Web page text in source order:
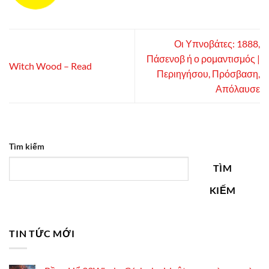
Witch Wood – Read
Οι Υπνοβάτες: 1888,
Πάσενοβ ή ο ρομαντισμός |
Περιηγήσου, Πρόσβαση,
Απόλαυσε
Tìm kiếm
TÌM
KIẾM
TIN TỨC MỚI